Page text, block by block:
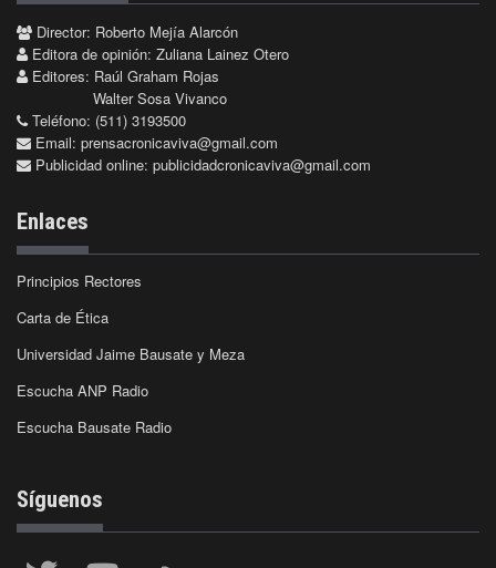
Director: Roberto Mejía Alarcón
Editora de opinión: Zuliana Lainez Otero
Editores: Raúl Graham Rojas
Walter Sosa Vivanco
Teléfono: (511) 3193500
Email: prensacronicaviva@gmail.com
Publicidad online: publicidadcronicaviva@gmail.com
Enlaces
Principios Rectores
Carta de Ética
Universidad Jaime Bausate y Meza
Escucha ANP Radio
Escucha Bausate Radio
Síguenos